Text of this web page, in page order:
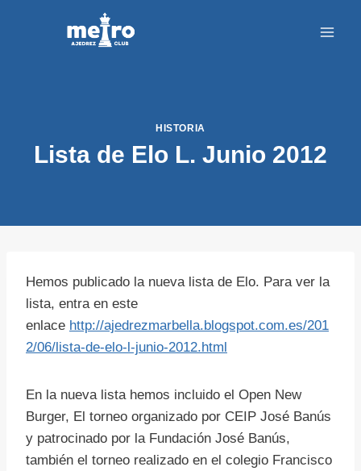
HISTORIA
Lista de Elo L. Junio 2012
Hemos publicado la nueva lista de Elo. Para ver la
lista, entra en este
enlace http://ajedrezmarbella.blogspot.com.es/201
2/06/lista-de-elo-l-junio-2012.html
En la nueva lista hemos incluido el Open New
Burger, El torneo organizado por CEIP José Banús
y patrocinado por la Fundación José Banús,
también el torneo realizado en el colegio Francisco